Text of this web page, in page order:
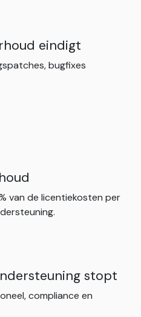
eindigt
bugfixes
van de licentiekosten per
stopt
compliance en